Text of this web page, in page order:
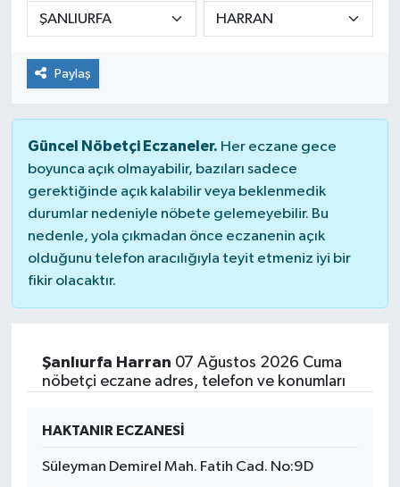
Paylaş
Güncel Nöbetçi Eczaneler. Her eczane gece
boyunca açık olmayabilir, bazıları sadece
gerektiğinde açık kalabilir veya beklenmedik
durumlar nedeniyle nöbete gelemeyebilir. Bu
nedenle, yola çıkmadan önce eczanenin açık
olduğunu telefon aracılığıyla teyit etmeniz iyi bir
fikir olacaktır.
Şanlıurfa Harran 07 Ağustos 2026 Cuma
nöbetçi eczane adres, telefon ve konumları
HAKTANIR ECZANESİ
Süleyman Demirel Mah. Fatih Cad. No:9D
Dursunbey
Edremit
EĞİTİM
EKONOMİ
Erdek
Gömeç
Havran